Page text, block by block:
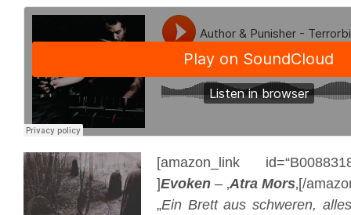
[amazon_link
]Evoken – ‚Atra Mors‚[/
„Ein Brett aus schweren,